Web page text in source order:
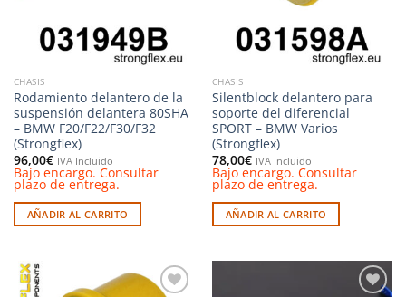
CHASIS
Rodamiento delantero de la
suspensión delantera 80SHA
– BMW F20/F22/F30/F32
(Strongflex)
96,00€ IVA Incluido
Bajo encargo. Consultar
plazo de entrega.
AÑADIR AL CARRITO
CHASIS
Silentblock delantero para
soporte del diferencial
SPORT – BMW Varios
(Strongflex)
78,00€ IVA Incluido
Bajo encargo. Consultar
plazo de entrega.
AÑADIR AL CARRITO